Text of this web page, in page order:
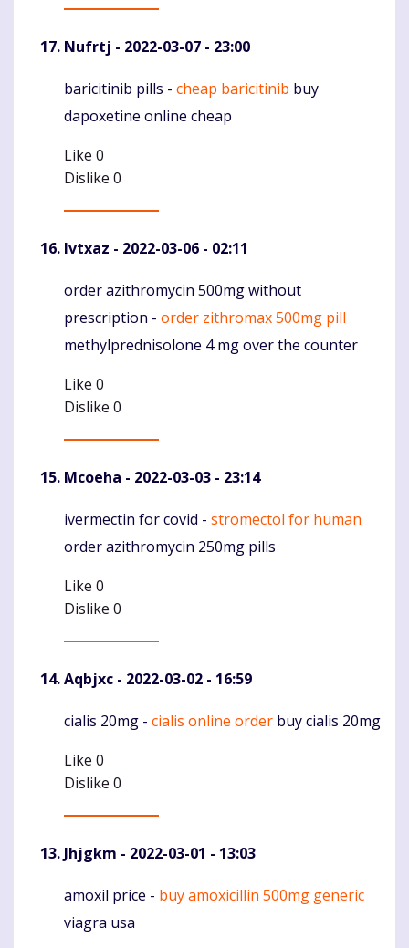
Nufrtj - 2022-03-07 - 23:00
Komentaras
baricitinib pills - cheap baricitinib buy
dapoxetine online cheap
Like 0
Dislike 0
Ivtxaz - 2022-03-06 - 02:11
Komentaras
order azithromycin 500mg without
prescription - order zithromax 500mg pill
methylprednisolone 4 mg over the counter
Like 0
Dislike 0
Mcoeha - 2022-03-03 - 23:14
Komentaras
ivermectin for covid - stromectol for human
order azithromycin 250mg pills
Like 0
Dislike 0
Aqbjxc - 2022-03-02 - 16:59
Komentaras
cialis 20mg - cialis online order buy cialis 20mg
Like 0
Dislike 0
Jhjgkm - 2022-03-01 - 13:03
Komentaras
amoxil price - buy amoxicillin 500mg generic
viagra usa